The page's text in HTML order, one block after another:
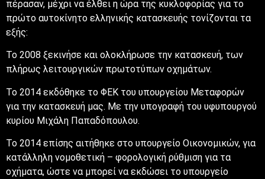
πέρασαν, μέχρι να έλθει η ώρα της κυκλοφορίας για το
πρώτο αυτοκίνητο ελληνικής κατασκευής τονίζονται τα
εξής:
Το 2008 ξεκινήσε και ολοκλήρωσε την κατασκευή, των
πλήρως λειτουργικών πρωτοτύπων οχημάτων.
Το 2014 εκδόθηκε το ΦΕΚ του υπουργείου Μεταφορών
για την κατασκευή μας. Με την υπογραφή του υφυπουργού
κυρίου Μιχάλη Παπαδόπουλου.
Το 2014 επίσης αιτήθηκε στο υπουργείο Οικονομικών, για
κατάλληλη νομοθετική – φορολογική ρύθμιση για τα
οχήματα, ώστε να μπορεί να εκδώσει το υπουργείο